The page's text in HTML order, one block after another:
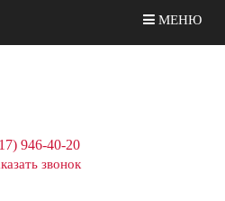
МЕНЮ
946-40-20
звонок